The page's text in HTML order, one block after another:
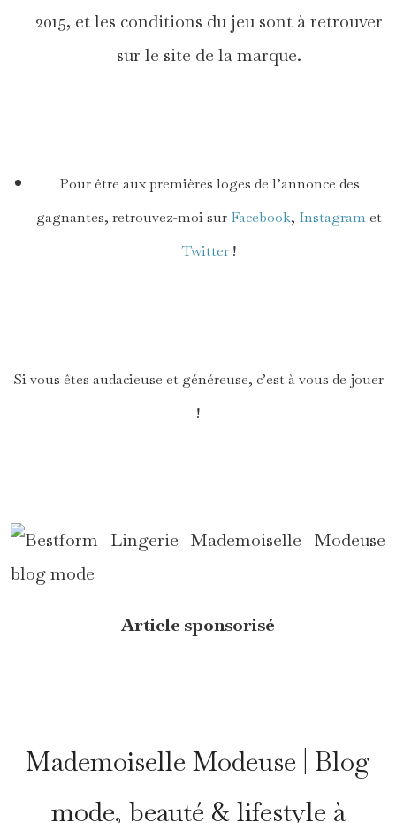
2015, et les conditions du jeu sont à retrouver
sur le site de la marque.
Pour être aux premières loges de l’annonce des
gagnantes, retrouvez-moi sur Facebook, Instagramet
Twitter !
Si vous êtes audacieuse et généreuse, c’est à vous de jouer
!
Article sponsorisé
Mademoiselle Modeuse | Blog
mode, beauté & lifestyle à